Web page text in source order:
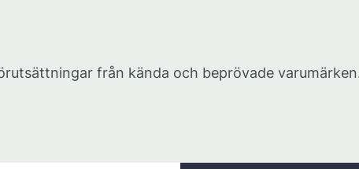
från kända och beprövade